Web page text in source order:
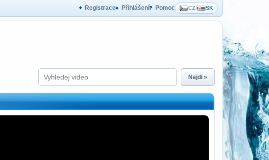
Registrace Přihlášení Pomoc CZ/ SK
Najdi »